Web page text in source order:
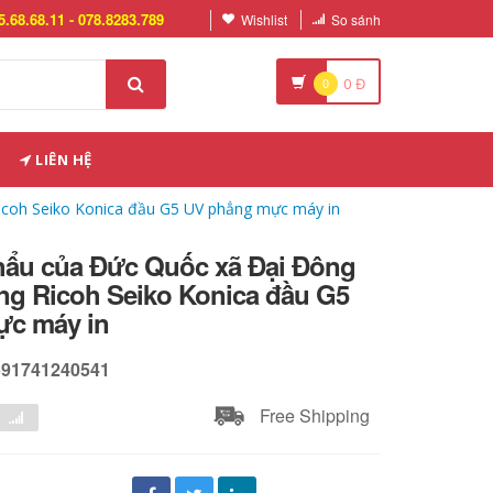
- 078.8283.789 Wishlist So sánh
0 0 Đ
LIÊN HỆ
Seiko Konica đầu G5 UV phẳng mực máy in
của Đức Quốc xã Đại Đông
Ricoh Seiko Konica đầu G5
máy in
Free Shipping